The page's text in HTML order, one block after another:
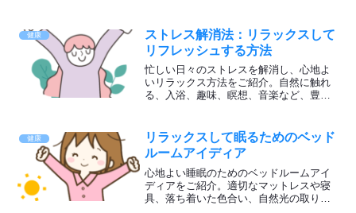
補給を心掛け、時間帯を選んでゆったり
と散歩しましょう。
健康
ストレス解消法：リラックスして
リフレッシュする方法
忙しい日々のストレスを解消し、心地よ
いリラックス方法をご紹介。自然に触れ
る、入浴、趣味、瞑想、音楽など、豊か
ょう！
健康
リラックスして眠るためのベッド
ルームアイディア
心地よい睡眠のためのベッドルームアイ
ディアをご紹介。適切なマットレスや寝
具、落ち着いた色合い、自然光の取り入